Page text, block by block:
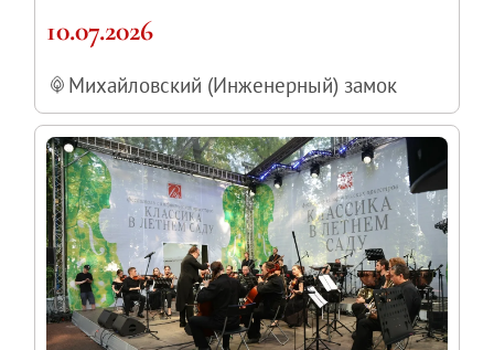
10.07.2026
Михайловский (Инженерный) замок